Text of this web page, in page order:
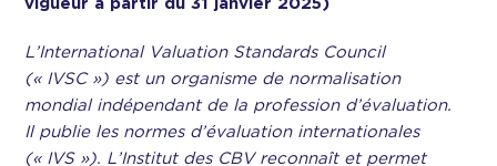
L’International Valuation Standards Council
(« IVSC ») est un organisme de normalisation
mondial indépendant de la profession d’évaluation.
Il publie les normes d’évaluation internationales
(« IVS »). L’Institut des CBV reconnaît et permet